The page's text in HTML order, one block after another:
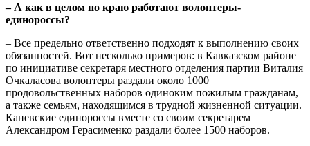
– А как в целом по краю работают волонтеры-
единороссы?
– Все предельно ответственно подходят к выполнению своих
обязанностей. Вот несколько примеров: в Кавказском районе
по инициативе секретаря местного отделения партии Виталия
Очкаласова волонтеры раздали около 1000
продовольственных наборов одиноким пожилым гражданам,
а также семьям, находящимся в трудной жизненной ситуации.
Каневские единороссы вместе со своим секретарем
Александром Герасименко раздали более 1500 наборов.